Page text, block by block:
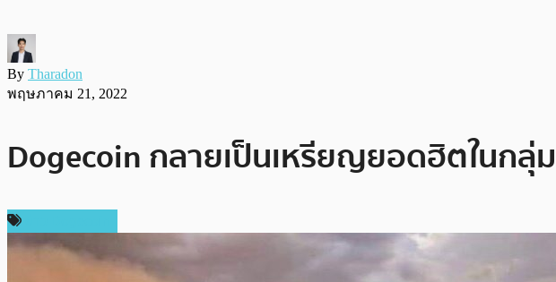
By Tharadon
พฤษภาคม 21, 2022
Dogecoin กลายเป็นเหรียญยอดฮิตในกลุ่